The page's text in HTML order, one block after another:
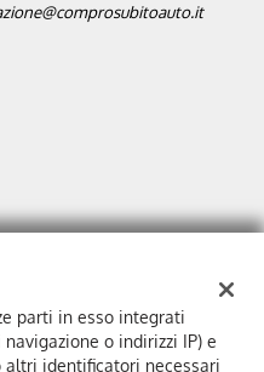
parti in esso integrati
o indirizzi IP) e
altri identificatori necessari